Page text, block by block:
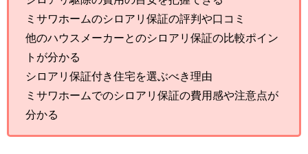
ミサワホームのシロアリ保証の評判や口コミ
他のハウスメーカーとのシロアリ保証の比較ポイン
トが分かる
シロアリ保証付き住宅を選ぶべき理由
ミサワホームでのシロアリ保証の費用感や注意点が
分かる